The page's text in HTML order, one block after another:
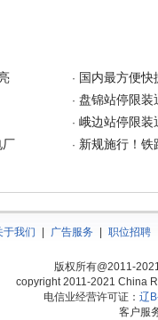
· 国内最方便
· 盘锦站停限装
· 峨边站停限装
厂 · 新规施行！铁
于我们 广告服务 职位招聘
版权所有@2011-
copyright 2011-2021 China
电信业经营许可证： 辽
客户服